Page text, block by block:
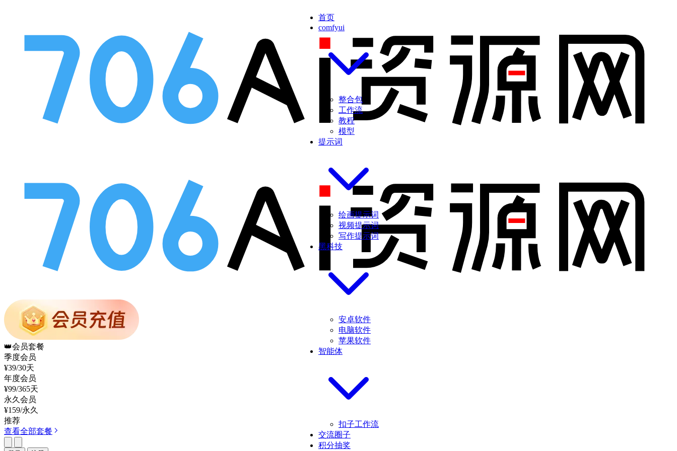
首页
comfyui
整合包
工作流
教程
模型
提示词
绘画提示词
视频提示词
写作提示词
黑科技
安卓软件
电脑软件
苹果软件
智能体
扣子工作流
交流圈子
积分抽奖
👑会员套餐
季度会员
¥39/30天
年度会员
¥99/365天
永久会员
¥159/永久
推荐
查看全部套餐